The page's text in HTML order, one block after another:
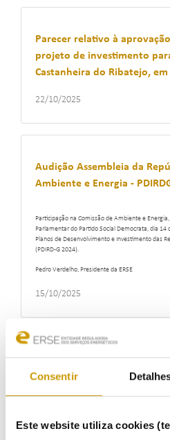
Consentir
Este website utiliza cookies
Parecer relativo à
projeto de investimento
Castanheira do Ribatejo,
22/10/2025
Audição Assembleia da
Ambiente e Energia -
Participação na Comissão de Ambiente e
Parlamentar do Partido Social Democrata, dia 14
Planos de Desenvolvimento e Investimento das
(PDIRD-G 2024).
Pedro Verdelho, Presidente da ERSE
15/10/2025
Estudo de Benchmarking -
de Distribuição do setor